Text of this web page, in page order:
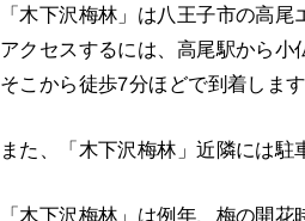
「木下沢梅林」は八王子市の高尾
アクセスするには、高尾駅から小
そこから徒歩7分ほどで到着します
また、「木下沢梅林」近隣には駐
「木下沢梅林」は例年、梅の開花